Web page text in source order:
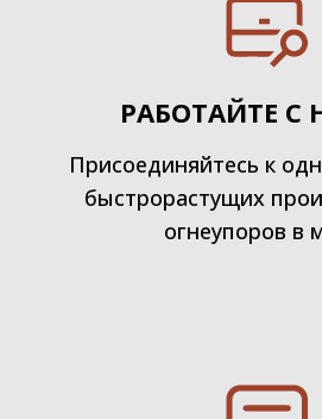
РАБОТАЙТЕ С
Присоединяйтесь к
быстрорастущих
огнеупоров в